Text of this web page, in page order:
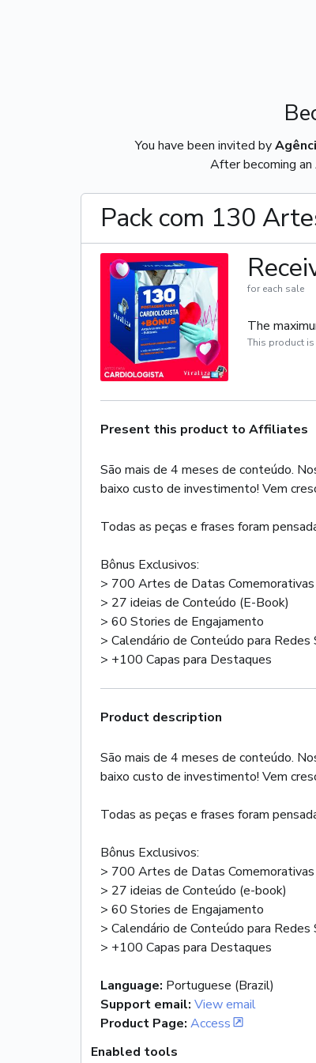
You have been invited by
After becoming
Pack com 130
for each sale
The
This product
Present this product to Affiliates
São mais de 4 meses de conteúdo.
baixo custo de investimento! Vem
Todas as peças e frases foram
Bônus Exclusivos:
> 700 Artes de Datas Comemorativas
> 27 ideias de Conteúdo (E-Book)
> 60 Stories de Engajamento
> Calendário de Conteúdo para Redes
> +100 Capas para Destaques
Product description
São mais de 4 meses de conteúdo.
baixo custo de investimento! Vem
Todas as peças e frases foram
Bônus Exclusivos:
> 700 Artes de Datas Comemorativas
> 27 ideias de Conteúdo (e-book)
> 60 Stories de Engajamento
> Calendário de Conteúdo para Redes
> +100 Capas para Destaques
Language: Portuguese (Brazil)
Support email: View email
Product Page: Access
Enabled tools